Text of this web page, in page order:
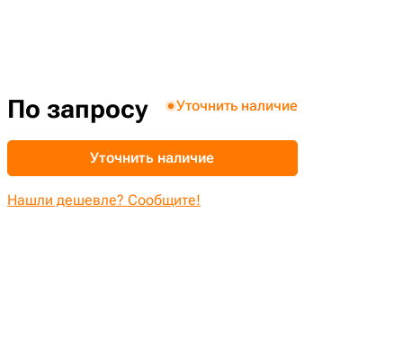
По запросу Уточнить наличие
Уточнить наличие
Нашли дешевле? Сообщите!